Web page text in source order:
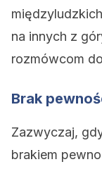
na innych z
rozmówcom
Brak
Zazwyczaj,
brakiem